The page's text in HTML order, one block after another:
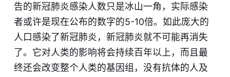
告的新冠肺炎感染人数只是冰山一角，实际感染
者或许是现在公布的数字的5-10倍。如此庞大的
人口感染了新冠肺炎，新冠肺炎就不可能再消失
了。它对人类的影响将会持续百年以上，而且最
终还会改变整个人类的基因组，没有抗体的人及